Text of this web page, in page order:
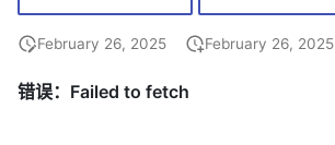
February 26, 2025 February 26, 2025